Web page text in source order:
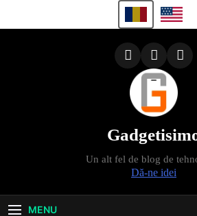
Un alt fel de blog de
Dă-ne idei
MENU